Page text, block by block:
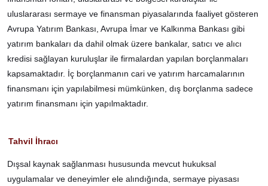
uluslararası sermaye ve finansman piyasalarında faaliyet gösteren
Avrupa Yatırım Bankası, Avrupa İmar ve Kalkınma Bankası gibi
yatırım bankaları da dahil olmak üzere bankalar, satıcı ve alıcı
kredisi sağlayan kuruluşlar ile firmalardan yapılan borçlanmaları
kapsamaktadır. İç borçlanmanın cari ve yatırım harcamalarının
finansmanı için yapılabilmesi mümkünken, dış borçlanma sadece
yatırım finansmanı için yapılmaktadır.
Tahvil İhracı
Dışsal kaynak sağlanması hususunda mevcut hukuksal
uygulamalar ve deneyimler ele alındığında, sermaye piyasası